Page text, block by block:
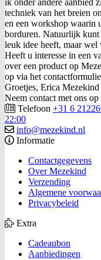
ik onder andere aanbied
techniek van het breien
en een workshop waarin
borduren. Natuurlijk kunt
leuk idee heeft, maar
Heeft u interesse in een
over een product op
op via het
Groetjes, Erica Mezekind
Neem contact met ons op
Telefoon +31 6
22:00
info@mezekind.nl
Informatie
Contactgegevens
Over Mezekind
Verzending
Algemene
Privacybeleid
Extra
Cadeaubon
Aanbiedingen